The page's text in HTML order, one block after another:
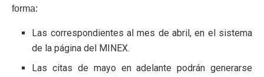
forma:
Las correspondientes al mes de abril, en el sistema
de la página del MINEX.
Las citas de mayo en adelante podrán generarse